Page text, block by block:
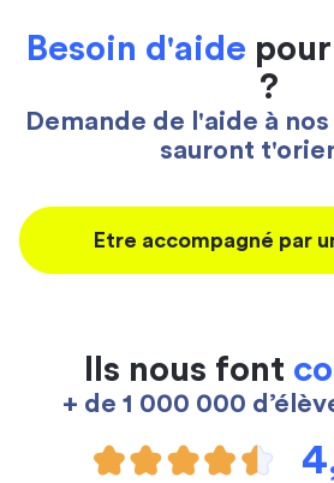
Besoin d'aide
?
Demande de l'aide à
sauront
Etre accompagné par
Ils nous font
+ de 1 000 000